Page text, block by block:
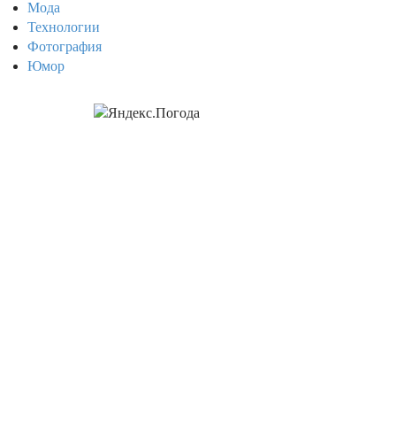
Мода
Технологии
Фотография
Юмор